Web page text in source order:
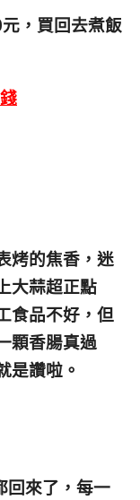
，買回去煮飯
烤的焦香，迷
大蒜超正點
食品不好，但
顆香腸真過
是讚啦。
回來了，每一